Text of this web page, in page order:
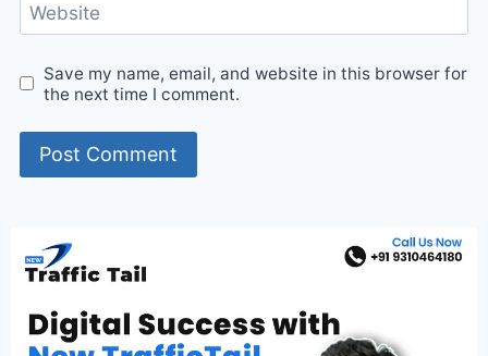
Website
Save my name, email, and website in this browser for
the next time I comment.